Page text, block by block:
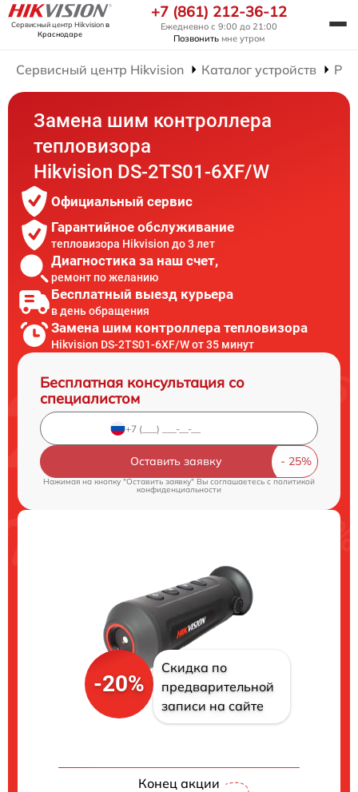
Сервисный центр Hikvisionв
Краснодаре
+7 (861) 212-36-12
Ежедневно с 9:00 до 21:00
Позвонить мне утром
Сервисный центр Hikvision Каталог устройств
Замена шим контроллера
тепловизора
Hikvision DS-2TS01-6XF/W
Официальный сервис
Гарантийное обслуживание
тепловизора Hikvision до 3 лет
Диагностика за наш счет,
ремонт по желанию
Бесплатный выезд курьера
в день обращения
Замена шим контроллера тепловизора
Hikvision DS-2TS01-6XF/W от 35 минут
Бесплатная консультация со
специалистом
Оставить заявку
Нажимая на кнопку "Оставить заявку" Вы соглашаетесь cполитикой
конфиденциальности
-20%
Скидка по
предварительной
записи на сайте
Конец акции